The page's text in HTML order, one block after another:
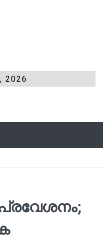
2026